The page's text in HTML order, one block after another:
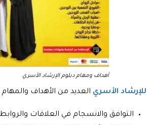
أهداف ومهام دبلوم الإرشاد الأسري
للإرشاد الأسري العديد من الأهداف
التوافق والانسجام في العلاقات